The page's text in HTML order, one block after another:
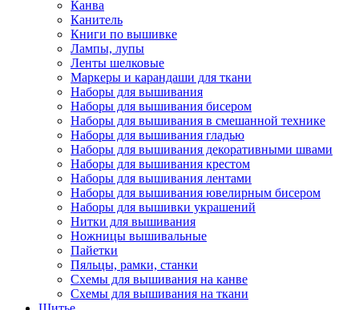
Канва
Канитель
Книги по вышивке
Лампы, лупы
Ленты шелковые
Маркеры и карандаши для ткани
Наборы для вышивания
Наборы для вышивания бисером
Наборы для вышивания в смешанной технике
Наборы для вышивания гладью
Наборы для вышивания декоративными швами
Наборы для вышивания крестом
Наборы для вышивания лентами
Наборы для вышивания ювелирным бисером
Наборы для вышивки украшений
Нитки для вышивания
Ножницы вышивальные
Пайетки
Пяльцы, рамки, станки
Схемы для вышивания на канве
Схемы для вышивания на ткани